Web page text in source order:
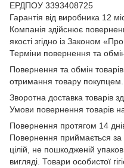
ЕРДПОУ 3393408725
Гарантія від виробника 12
Компанія здійснює
якості згідно із Законом «Про
Терміни повернення та
Повернення та обмін
отримання товару покупцем.
Зворотна доставка товарів
Умови повернення товарів
Повернення протягом 14
Повернення приймається за
цілій, не пошкодженій
вигляді. Товари особистої